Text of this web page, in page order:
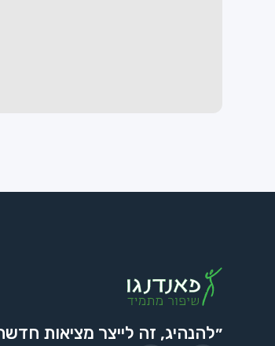
״להנהיג, זה לייצר מציאות